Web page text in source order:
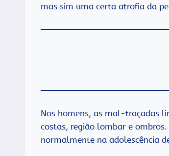
mas sim uma certa atrofia da
Nos homens, as mal-traçadas
costas, região lombar e ombros.
normalmente na adolescência